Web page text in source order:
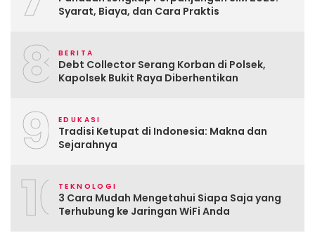
Syarat, Biaya, dan Cara Praktis
8 BERITA
Debt Collector Serang Korban di Polsek,
Kapolsek Bukit Raya Diberhentikan
9 EDUKASI
Tradisi Ketupat di Indonesia: Makna dan
Sejarahnya
10TEKNOLOGI
3 Cara Mudah Mengetahui Siapa Saja yang
Terhubung ke Jaringan WiFi Anda